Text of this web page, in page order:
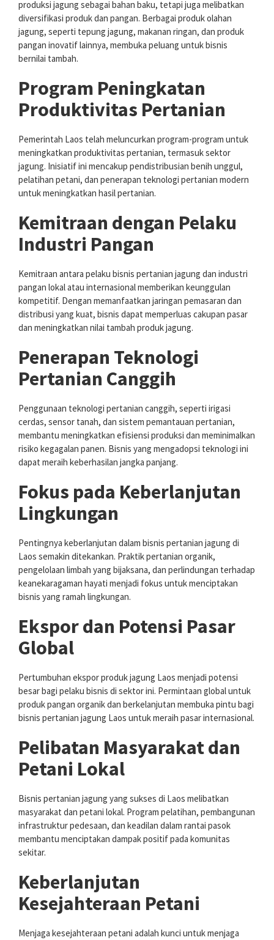
produksi jagung sebagai bahan baku, tetapi juga melibatkan
diversifikasi produk dan pangan. Berbagai produk olahan
jagung, seperti tepung jagung, makanan ringan, dan produk
pangan inovatif lainnya, membuka peluang untuk bisnis
bernilai tambah.
Program Peningkatan
Produktivitas Pertanian
Pemerintah Laos telah meluncurkan program-program untuk
meningkatkan produktivitas pertanian, termasuk sektor
jagung. Inisiatif ini mencakup pendistribusian benih unggul,
pelatihan petani, dan penerapan teknologi pertanian modern
untuk meningkatkan hasil pertanian.
Kemitraan dengan Pelaku
Industri Pangan
Kemitraan antara pelaku bisnis pertanian jagung dan industri
pangan lokal atau internasional memberikan keunggulan
kompetitif. Dengan memanfaatkan jaringan pemasaran dan
distribusi yang kuat, bisnis dapat memperluas cakupan pasar
dan meningkatkan nilai tambah produk jagung.
Penerapan Teknologi
Pertanian Canggih
Penggunaan teknologi pertanian canggih, seperti irigasi
cerdas, sensor tanah, dan sistem pemantauan pertanian,
membantu meningkatkan efisiensi produksi dan meminimalkan
risiko kegagalan panen. Bisnis yang mengadopsi teknologi ini
dapat meraih keberhasilan jangka panjang.
Fokus pada Keberlanjutan
Lingkungan
Pentingnya keberlanjutan dalam bisnis pertanian jagung di
Laos semakin ditekankan. Praktik pertanian organik,
pengelolaan limbah yang bijaksana, dan perlindungan terhadap
keanekaragaman hayati menjadi fokus untuk menciptakan
bisnis yang ramah lingkungan.
Ekspor dan Potensi Pasar
Global
Pertumbuhan ekspor produk jagung Laos menjadi potensi
besar bagi pelaku bisnis di sektor ini. Permintaan global untuk
produk pangan organik dan berkelanjutan membuka pintu bagi
bisnis pertanian jagung Laos untuk meraih pasar internasional.
Pelibatan Masyarakat dan
Petani Lokal
Bisnis pertanian jagung yang sukses di Laos melibatkan
masyarakat dan petani lokal. Program pelatihan, pembangunan
infrastruktur pedesaan, dan keadilan dalam rantai pasok
membantu menciptakan dampak positif pada komunitas
sekitar.
Keberlanjutan
Kesejahteraan Petani
Menjaga kesejahteraan petani adalah kunci untuk menjaga